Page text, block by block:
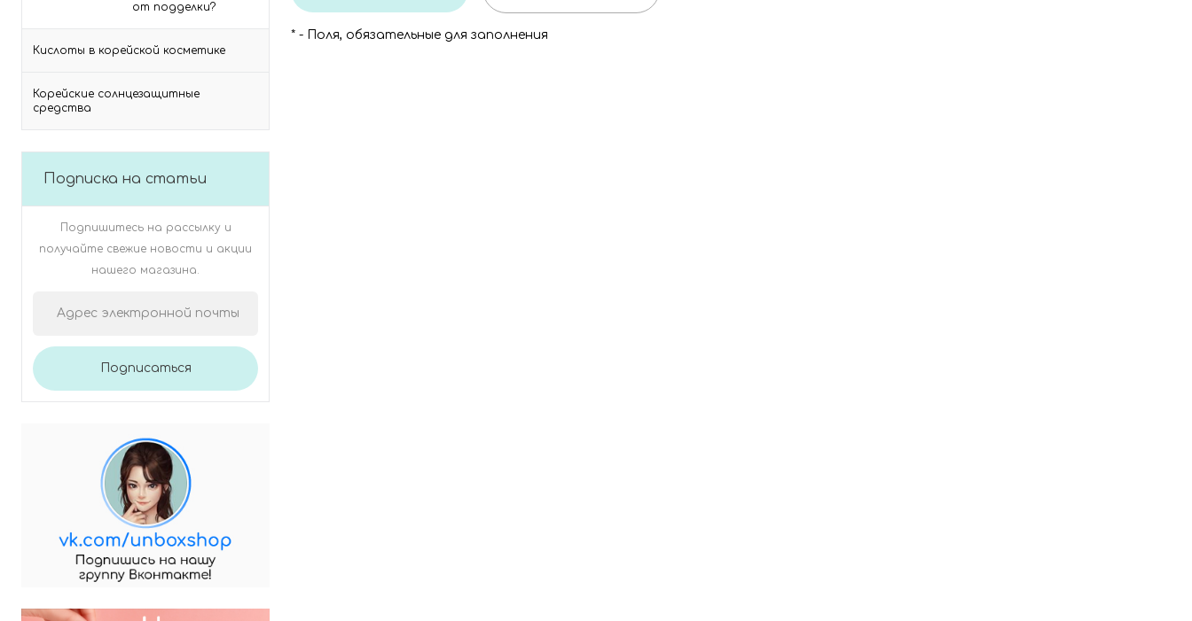
от подделки?
Кислоты в корейской косметике
Корейские солнцезащитные
средства
Подписка на статьи
Подпишитесь на рассылку и
получайте свежие новости и акции
нашего магазина.
* - Поля, обязательные для заполнения